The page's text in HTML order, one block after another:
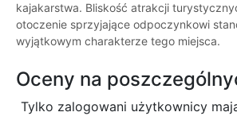
kajakarstwa. Bliskość atrakcji
otoczenie sprzyjające odpoczynkowi
wyjątkowym charakterze tego miejsca.
Oceny na
Tylko zalogowani użytkownicy